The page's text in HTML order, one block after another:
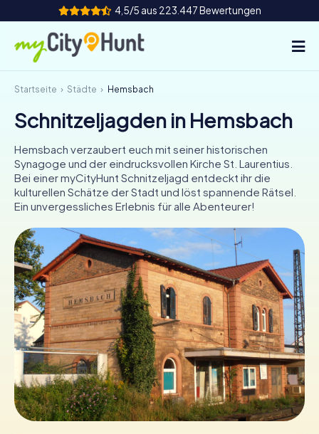
4,5/5 aus 223.447 Bewertungen
So funktioniert's
Städte
Touren
Teamevent
Tickets
INT AT CH
DE
ES
FR UK
IE
IT
NL
Tickets buchen
Gutscheine bestellen
Startseite Städte Hemsbach
Schnitzeljagden in Hemsbach
Hemsbach verzaubert euch mit seiner historischen
Synagoge und der eindrucksvollen Kirche St. Laurentius.
Bei einer myCityHunt Schnitzeljagd entdeckt ihr die
kulturellen Schätze der Stadt und löst spannende Rätsel.
Ein unvergessliches Erlebnis für alle Abenteurer!